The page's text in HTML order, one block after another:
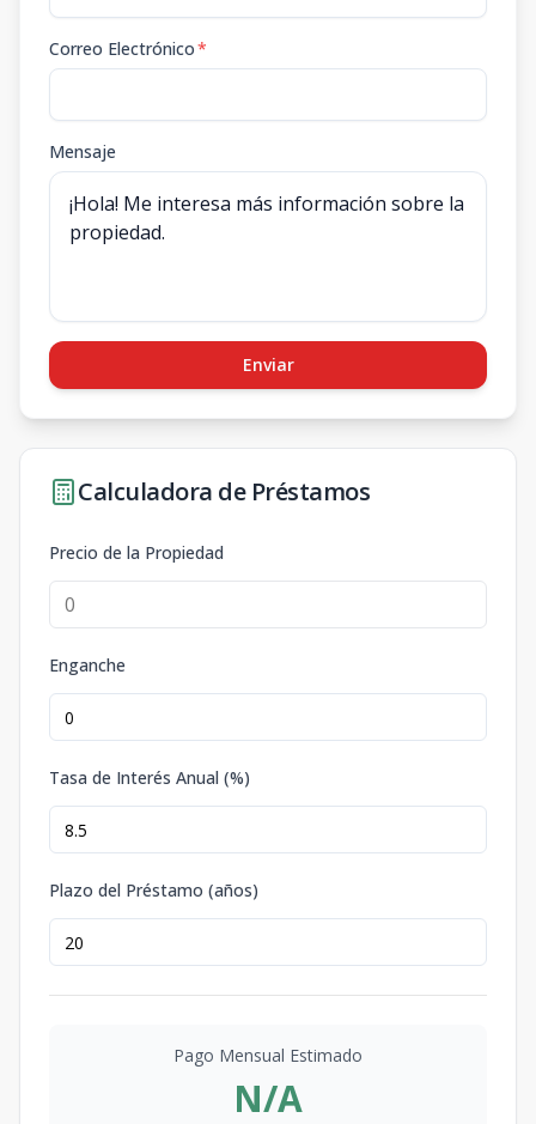
Correo Electrónico*
Mensaje
Enviar
Calculadora de Préstamos
Precio de la Propiedad
Enganche
Tasa de Interés Anual (%)
Plazo del Préstamo (años)
Pago Mensual Estimado
N/A